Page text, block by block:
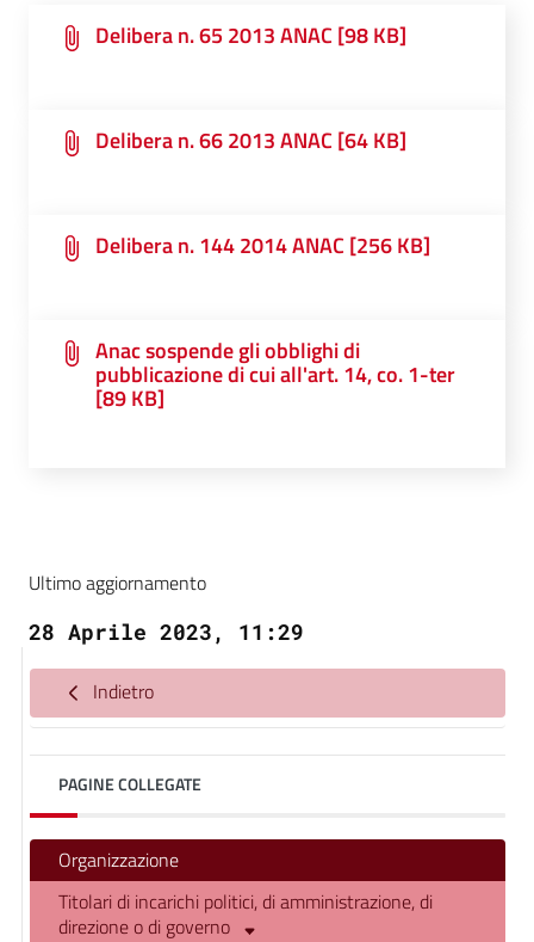
Delibera n. 65 2013 ANAC [98 KB]
Delibera n. 66 2013 ANAC [64 KB]
Delibera n. 144 2014 ANAC [256 KB]
Anac sospende gli obblighi di
pubblicazione di cui all'art. 14, co. 1-ter
[89 KB]
Ultimo aggiornamento
28 Aprile 2023, 11:29
Indietro
PAGINE COLLEGATE
Organizzazione
Titolari di incarichi politici, di amministrazione, di
direzione o di governo